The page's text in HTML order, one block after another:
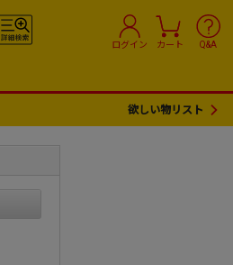
ログイン カート Q&A
欲しい物リスト